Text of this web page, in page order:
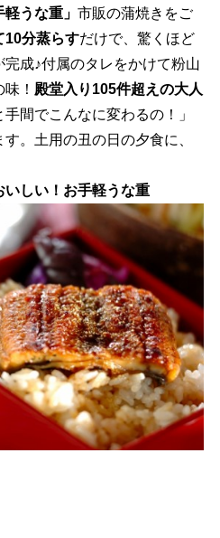
うな重」 市販の蒲焼きをご
10分蒸らすだけで、驚くほど
成♪付属のタレをかけて粉山
！ 殿堂入り105件超えの大人
間でこんなに変わるの！」
。土用の丑の日の夕食に、
しい！お手軽うな重